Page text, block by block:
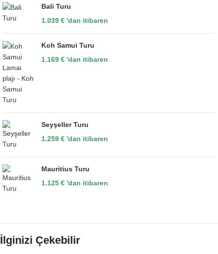
Bali Turu
1.039 € 'dan itibaren
Koh Samui Turu
1.169 € 'dan itibaren
Seyşeller Turu
1.259 € 'dan itibaren
Mauritius Turu
1.125 € 'dan itibaren
İlginizi Çekebilir